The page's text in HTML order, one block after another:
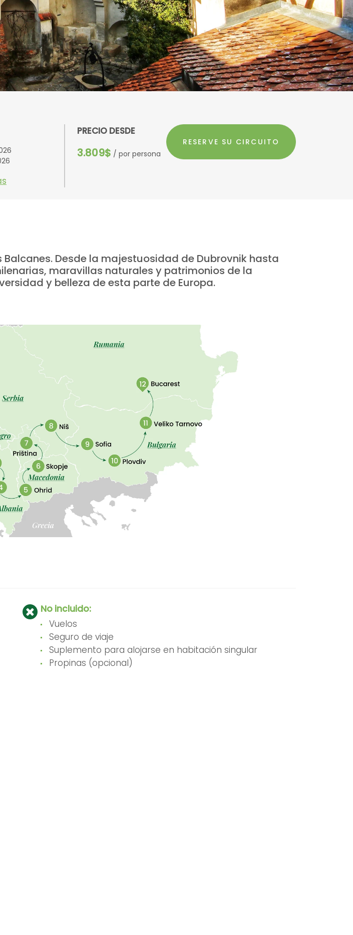
PRECIO DESDE
3.809$ / por persona
RESERVE SU CIRCUITO
Desde la majestuosidad de Dubrovnik hasta
maravillas naturales y patrimonios de la
y belleza de esta parte de Europa.
No incluido:
Vuelos
Seguro de viaje
Suplemento para alojarse en habitación singular
Propinas (opcional)